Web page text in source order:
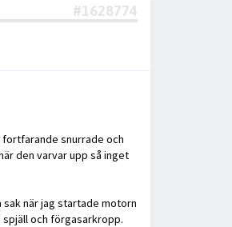
#1628774
snurrade och
den varvar upp så inget
sak när jag startade motorn
spjäll och förgasarkropp.